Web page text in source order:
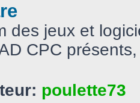
des jeux et
CPC
poulette73